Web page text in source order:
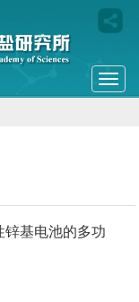
锌基电池的多功